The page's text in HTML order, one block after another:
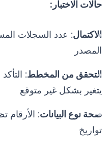
حالات الاختبار:
الاكتمال: عدد السجلات
المصدر
التحقق من المخطط:
يتغير بشكل غير متوقع
صحة نوع البيانات: الأرقام
تواريخ